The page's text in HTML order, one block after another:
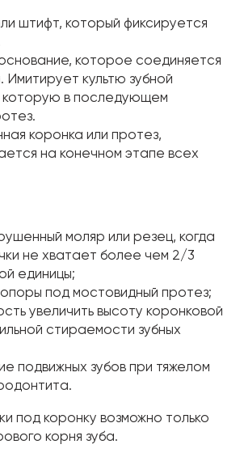
штифт, который фиксируется
которое соединяется
культю зубной
которую в последующем
коронка или протез,
на конечном этапе всех
моляр или резец, когда
не хватает более чем 2/3
единицы;
под мостовидный протез;
увеличить высоту коронковой
стираемости зубных
подвижных зубов при тяжелом
под коронку возможно только
корня зуба.